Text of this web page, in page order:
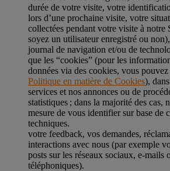
durée de votre visite, votre
lors d’une prochaine visite, votre
collectées pendant votre visite à notre
soyez un utilisateur enregistré ou non),
journal de navigation et/ou de
que les “cookies” (pour les
données via des cookies, vous
Politique en matière de Cookies),
services et nos annonces ou de
statistiques ; dans la majorité des cas,
mesure de vous identifier sur base de
techniques.
votre feedback, vos demandes,
interactions avec nous (par exemple
posts sur les réseaux sociaux, e-mails
téléphoniques).